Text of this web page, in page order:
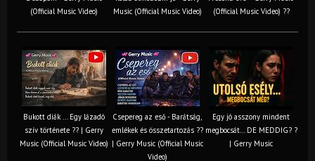
(Official Music Video)
Music (Official Music Video)
(Official Music Video) ??
Bukott diák ... Egy lázadó
szív története ?? | Gerry
Music (Official Music Video)
Csepereg az eső - Barátság,
emlékek és összetartozás ?️?
| Gerry Music (Official Music
Video)
Egy jó asszony mindent
megbocsát… DE MEDDIG? ?
| Gerry Music